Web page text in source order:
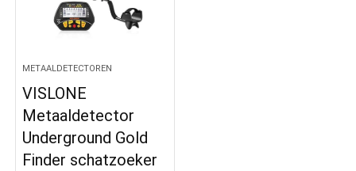
METAALDETECTOREN
VISLONE
Metaaldetector
Underground Gold
Finder schatzoeker